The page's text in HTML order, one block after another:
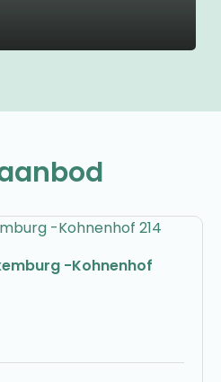
-Kohnenhof